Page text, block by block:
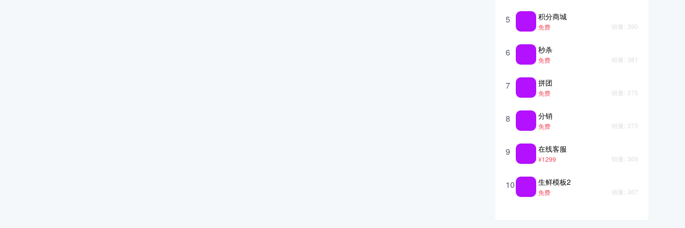
5 积分商城
免费 销量: 390
6 秒杀
免费 销量: 381
7 拼团
免费 销量: 375
8 分销
免费 销量: 373
9 在线客服
¥1299 销量: 369
10 生鲜模板2
免费 销量: 367